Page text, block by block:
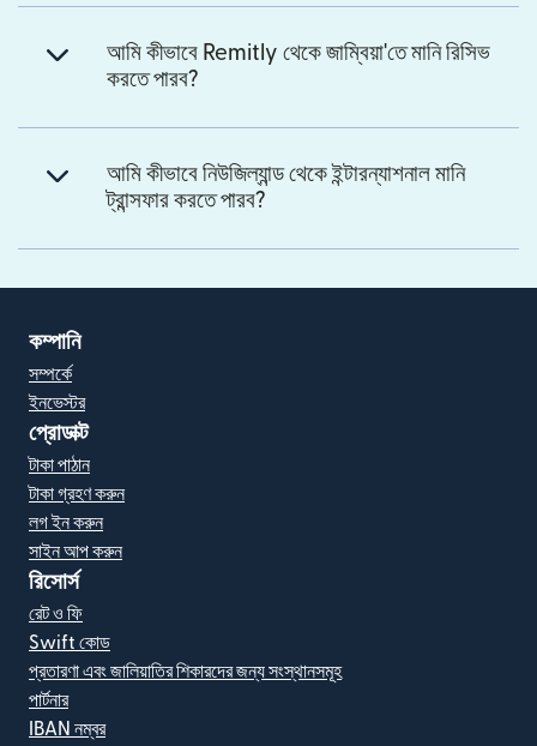
আমি কীভাবে Remitly থেকে জাম্বিয়া'তে মানি রিসিভ
করতে পারব?
আমি কীভাবে নিউজিল্যান্ড থেকে ইন্টারন্যাশনাল মানি
ট্রান্সফার করতে পারব?
কম্পানি
সম্পর্কে
ইনভেস্টর
প্রোডাক্ট
টাকা পাঠান
টাকা গ্রহণ করুন
লগ ইন করুন
সাইন আপ করুন
রিসোর্স
রেট ও ফি
Swift কোড
প্রতারণা এবং জালিয়াতির শিকারদের জন্য সংস্থানসমূহ
পার্টনার
IBAN নম্বর